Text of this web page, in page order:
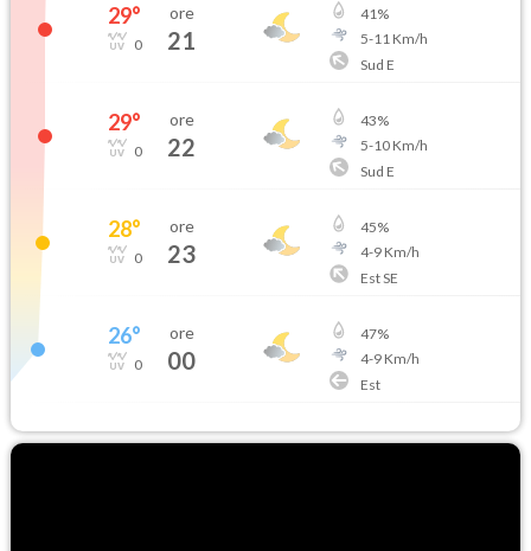
29°
0
ore
21
41%
5-11Km/h
Sud E
29°
0
ore
22
43%
5-10Km/h
Sud E
28°
0
ore
23
45%
4-9Km/h
Est SE
26°
0
ore
00
47%
4-9Km/h
Est